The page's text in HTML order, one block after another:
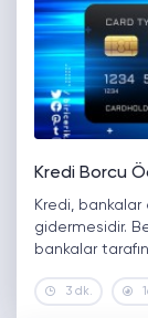
Kredi Borcu
Kredi, bankalar
gidermesidir.
bankalar
belirlenen bu
3 dk.